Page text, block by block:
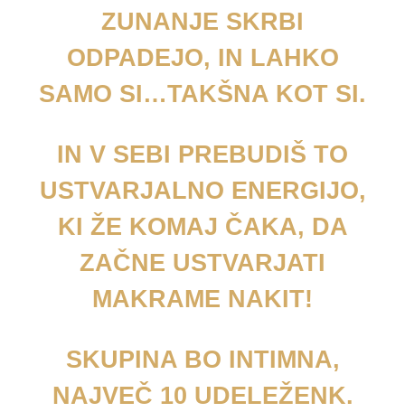
ZUNANJE SKRBI
ODPADEJO, IN LAHKO
SAMO SI…TAKŠNA KOT SI.
IN V SEBI PREBUDIŠ TO
USTVARJALNO ENERGIJO,
KI ŽE KOMAJ ČAKA, DA
ZAČNE USTVARJATI
MAKRAME NAKIT!
SKUPINA BO INTIMNA,
NAJVEČ 10 UDELEŽENK.